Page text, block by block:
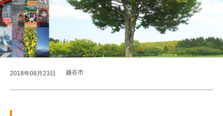
2018年08月23日 越谷市